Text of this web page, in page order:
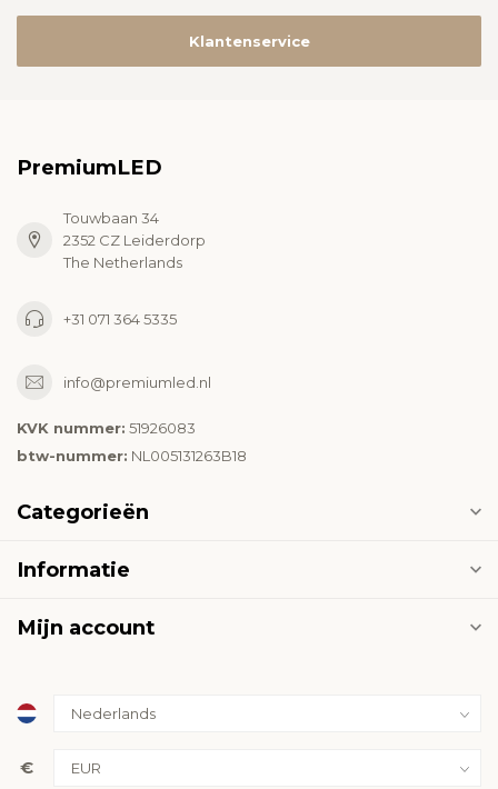
Klantenservice
PremiumLED
Touwbaan 34
2352 CZ Leiderdorp
The Netherlands
+31 071 364 5335
info@premiumled.nl
KVK nummer: 51926083
btw-nummer: NL005131263B18
Categorieën
Informatie
Mijn account
€